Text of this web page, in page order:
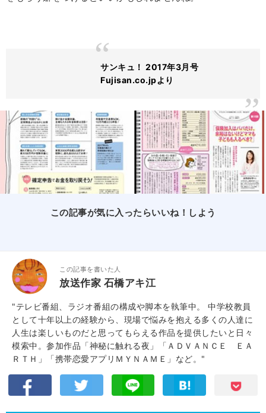
サンキュ！ 2017年3月号
Fujisan.co.jpより
この記事が気に入ったらいいね！しよう
この記事を書いた人
放送作家 石橋アキ江
"テレビ番組、ラジオ番組の構成や脚本を執筆中。 中学校教員
として十年以上の経験から、現場で悩みを抱える多くの人達に
人生は楽しいものだと思ってもらえる作品を提供したいと日々
模索中。参加作品「神秘に触れる夜」「ＡＤＶＡＮＣＥ ＥＡ
ＲＴＨ」「携帯恋愛アプリＭＹＮＡＭＥ」など。"